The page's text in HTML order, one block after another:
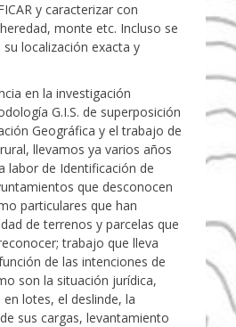
y caracterizar con
monte etc. Incluso se
localización exacta y
en la investigación
G.I.S. de superposición
Geográfica y el trabajo de
llevamos ya varios años
labor de Identificación de
que desconocen
particulares que han
de terrenos y parcelas que
trabajo que lleva
de las intenciones de
son la situación jurídica,
lotes, el deslinde, la
sus cargas, levantamiento